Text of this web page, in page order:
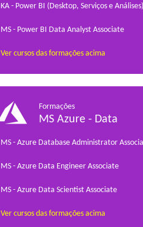
KA - Power BI (Desktop, Serviços e Análises)
MS - Power BI Data Analyst Associate
Ver cursos das formações acima
Formações
MS Azure - Data
MS - Azure Database Administrator
MS - Azure Data Engineer Associate
MS - Azure Data Scientist Associate
Ver cursos das formações acima